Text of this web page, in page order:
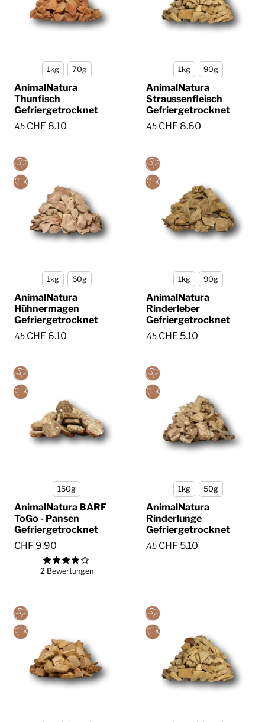
1kg 70g
AnimalNatura
Thunfisch
Gefriergetrocknet
Ab CHF 8.10
1kg 90g
AnimalNatura
Straussenfleisch
Gefriergetrocknet
Ab CHF 8.60
1kg 60g
AnimalNatura
Hühnermagen
Gefriergetrocknet
Ab CHF 6.10
1kg 90g
AnimalNatura
Rinderleber
Gefriergetrocknet
Ab CHF 5.10
150g
AnimalNatura BARF
ToGo - Pansen
Gefriergetrocknet
CHF 9.90
2 Bewertungen
1kg 50g
AnimalNatura
Rinderlunge
Gefriergetrocknet
Ab CHF 5.10